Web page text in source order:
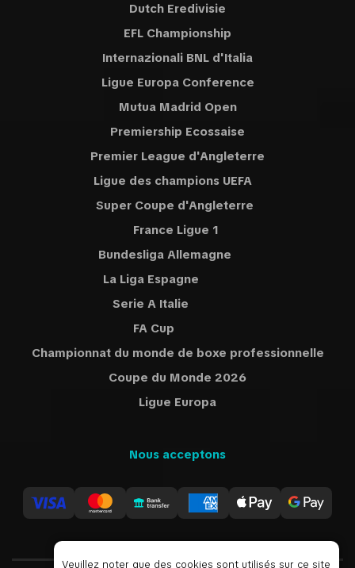
Dutch Eredivisie
EFL Championship
Internazionali BNL d'Italia
Ligue Europa Conference
Mutua Madrid Open
Premiership Ecossaise
Premier League d'Angleterre
Ligue des champions UEFA
Super Coupe d'Angleterre
France Ligue 1
Bundesliga Allemagne
La Liga Espagne
Serie A Italie
FA Cup
Championnat du monde de boxe professionnelle
Coupe du Monde 2026
Ligue Europa
Nous acceptons
Veuillez noter que des cookies sont utilisés sur ce site